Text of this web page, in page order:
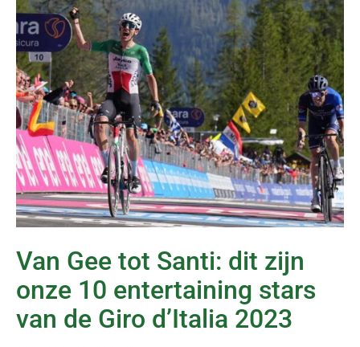
Van Gee tot Santi: dit zijn
onze 10 entertaining stars
van de Giro d’Italia 2023